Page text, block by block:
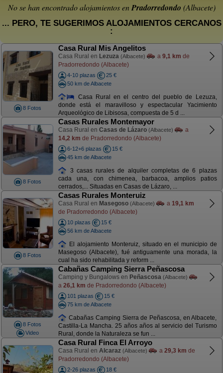
No se han encontrado alojamientos enPradorredondo (Albacete)
... PERO, TE SUGERIMOS ALOJAMIENTOS CERCANOS
:
8 Fotos
Casa Rural Mis Angelitos
Casa Rural en Lezuza (Albacete) a 9,1 km de
Pradorredondo (Albacete)
4-10 plazas
25 €
50 km de Albacete
Casa Rural en el centro del pueblo de Lezuza,
donde está el maravilloso y espectacular Yacimiento
Arqueológico de Libisosa, compuesta de 5 d ...
8 Fotos
Casas Rurales Montemayor
Casa Rural en Casas de Lázaro (Albacete)
a
14,2 km de Pradorredondo (Albacete)
6-12+6 plazas
15 €
45 km de Albacete
3 casas rurales de alquiler completas de 6 plazas
cada una, con chimenea, barbacoa, amplios patios
cerrados,... Situadas en Casas de Lázaro, ...
8 Fotos
Casas Rurales Monteruiz
Casa Rural en Masegoso (Albacete) a 19,1 km
de Pradorredondo (Albacete)
10 plazas
15 €
56 km de Albacete
El alojamiento Monteruiz, situado en el municipio de
Masegoso (Albacete), fué antiguamente una morada, la
cual ha sido rehabilitada y reform ...
8 Fotos
Video
Cabañas Camping Sierra Peñascosa
Camping y Bungalows en Peñascosa (Albacete)
a 26,1 km de Pradorredondo (Albacete)
101 plazas
15 €
75 km de Albacete
Cabañas Camping Sierra de Peñascosa, en Albacete,
Castilla-La Mancha. 25 años años al servicio del Turismo
Rural, donde la Naturaleza se fun ...
Casa Rural Finca El Arroyo
Casa Rural en Alcaraz (Albacete) a 29,3 km de
Pradorredondo (Albacete)
2-26 plazas
18 €